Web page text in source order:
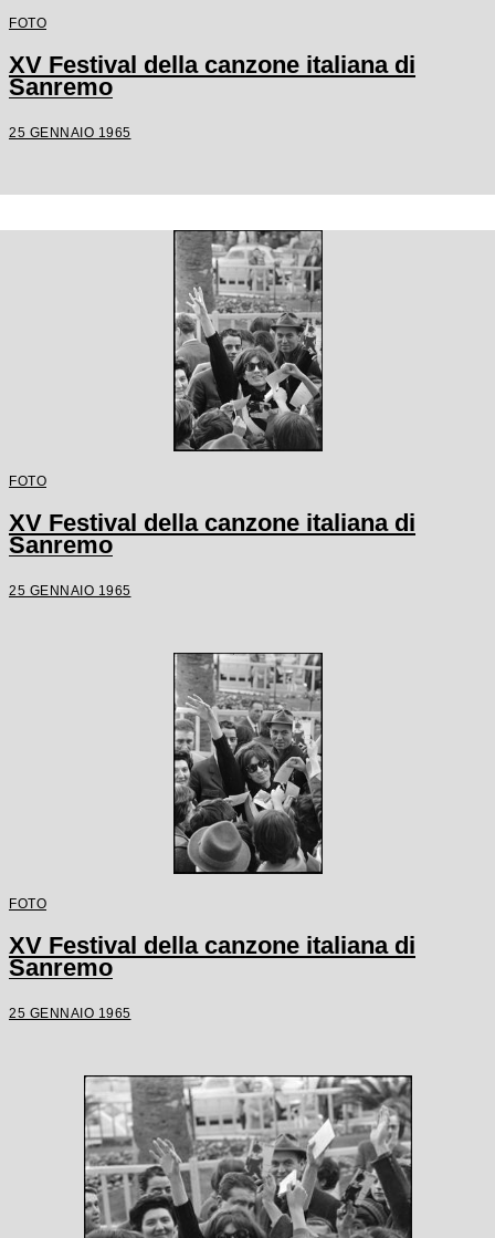
FOTO
XV Festival della canzone italiana di
Sanremo
25 GENNAIO 1965
FOTO
XV Festival della canzone italiana di
Sanremo
25 GENNAIO 1965
FOTO
XV Festival della canzone italiana di
Sanremo
25 GENNAIO 1965